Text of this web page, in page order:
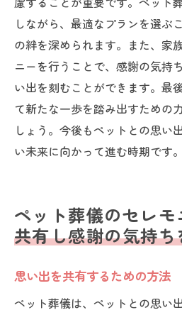
しながら、最適なプランを選ぶ
の絆を深められます。また、家
ニーを行うことで、感謝の気持
い出を刻むことができます。最
て新たな一歩を踏み出すための
しょう。今後もペットとの思い
い未来に向かって進む時期です。
ペット葬儀のセレ
共有し感謝の気持
思い出を共有するための方法
ペット葬儀は、ペットとの思い